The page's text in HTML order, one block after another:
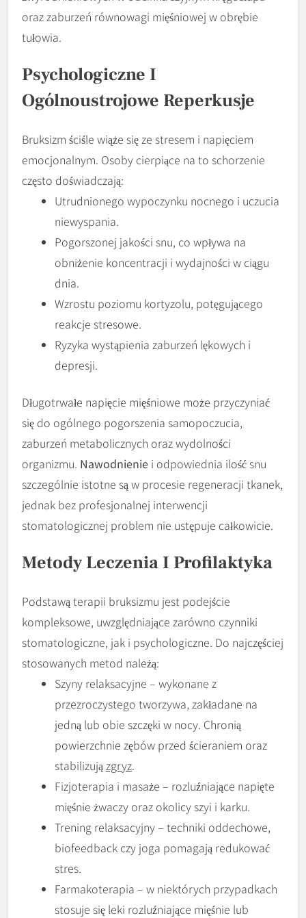
oraz zaburzeń równowagi mięśniowej w obrębie
tułowia.
Psychologiczne I
Ogólnoustrojowe Reperkusje
Bruksizm ściśle wiąże się ze stresem i napięciem
emocjonalnym. Osoby cierpiące na to schorzenie
często doświadczają:
Utrudnionego wypoczynku nocnego i uczucia
niewyspania.
Pogorszonej jakości snu, co wpływa na
obniżenie koncentracji i wydajności w ciągu
dnia.
Wzrostu poziomu kortyzolu, potęgującego
reakcje stresowe.
Ryzyka wystąpienia zaburzeń lękowych i
depresji.
Długotrwałe napięcie mięśniowe może przyczyniać
się do ogólnego pogorszenia samopoczucia,
zaburzeń metabolicznych oraz wydolności
organizmu. Nawodnienie i odpowiednia ilość snu
szczególnie istotne są w procesie regeneracji tkanek,
jednak bez profesjonalnej interwencji
stomatologicznej problem nie ustępuje całkowicie.
Metody Leczenia I Profilaktyka
Podstawą terapii bruksizmu jest podejście
kompleksowe, uwzględniające zarówno czynniki
stomatologiczne, jak i psychologiczne. Do najczęściej
stosowanych metod należą:
Szyny relaksacyjne – wykonane z
przezroczystego tworzywa, zakładane na
jedną lub obie szczęki w nocy. Chronią
powierzchnie zębów przed ścieraniem oraz
stabilizujązgryz.
Fizjoterapia i masaże – rozluźniające napięte
mięśnie żwaczy oraz okolicy szyi i karku.
Trening relaksacyjny – techniki oddechowe,
biofeedback czy joga pomagają redukować
stres.
Farmakoterapia – w niektórych przypadkach
stosuje się leki rozluźniające mięśnie lub